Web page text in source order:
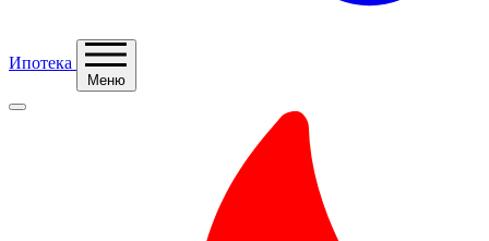
Ипотека
Меню